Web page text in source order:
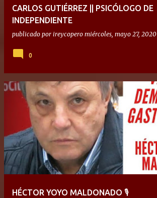
CARLOS GUTIÉRREZ || PSICÓLOGO DE
INDEPENDIENTE
publicado por ireycopero miércoles, mayo 27, 2020
0
HÉCTOR YOYO MALDONADO 🎙